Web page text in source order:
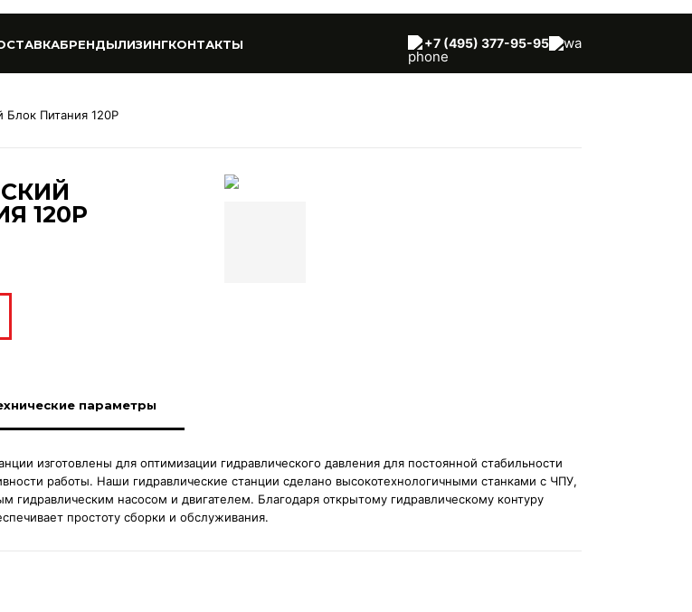
БРЕНДЫЛИЗИНГКОНТАКТЫ +7 (495) 377-95-95
Блок Питания 120P
120P
параметры
изготовлены для оптимизации гидравлического давления для постоянной стабильности
работы. Наши гидравлические станции сделано высокотехнологичными станками с ЧПУ,
гидравлическим насосом и двигателем. Благодаря открытому гидравлическому контуру
простоту сборки и обслуживания.